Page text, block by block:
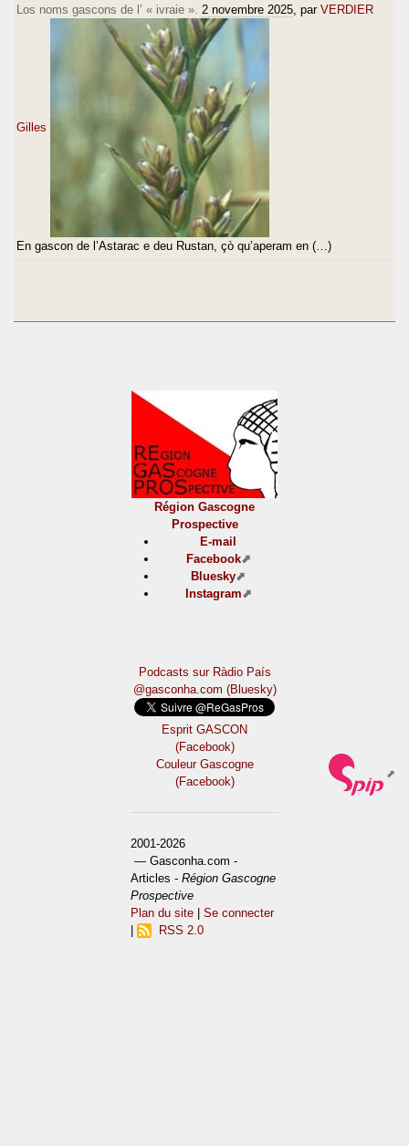
Los noms gascons de l’ « ivraie ». 2 novembre 2025 , par VERDIER
Gilles
En gascon de l’Astarac e deu Rustan, çò qu’aperam en (…)
Région Gascogne
Prospective
E-mail
Facebook
Bluesky
Instagram
Podcasts sur Ràdio País
@gasconha.com (Bluesky)
Esprit GASCON
(Facebook)
Couleur Gascogne
(Facebook)
2001-2026
— Gasconha.com -
Articles -Région Gascogne
Prospective
Plan du site |Se connecter
RSS 2.0